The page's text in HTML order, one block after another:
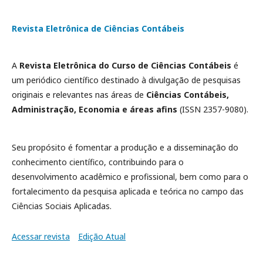
Revista Eletrônica de Ciências Contábeis
A Revista Eletrônica do Curso de Ciências Contábeis é
um periódico científico destinado à divulgação de pesquisas
originais e relevantes nas áreas de Ciências Contábeis,
Administração, Economia e áreas afins (ISSN 2357-9080).
Seu propósito é fomentar a produção e a disseminação do
conhecimento científico, contribuindo para o
desenvolvimento acadêmico e profissional, bem como para o
fortalecimento da pesquisa aplicada e teórica no campo das
Ciências Sociais Aplicadas.
Acessar revista Edição Atual